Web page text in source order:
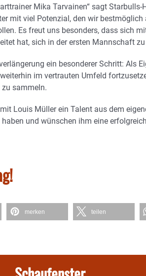
Mika Tarvainen“ sagt Starbulls-
mit viel Potenzial, den wir
Es freut uns besonders, dass sich
hat, sich in der ersten Mannschaft zu
ein besonderer Schritt: Als
im vertrauten Umfeld
sammeln.
Louis Müller ein Talent aus dem
und wünschen ihm eine
merken teilen